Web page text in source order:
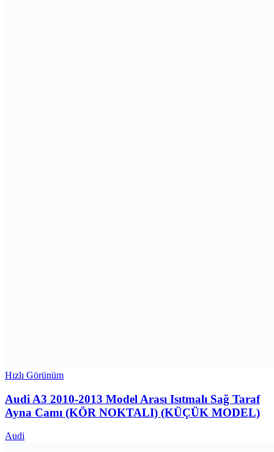
Hızlı Görünüm
Audi A3 2010-2013 Model Arası Isıtmalı Sağ Taraf
Ayna Camı (KÖR NOKTALI) (KÜÇÜK MODEL)
Audi